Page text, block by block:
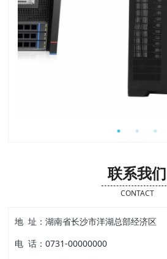
联系我们
CONTACT
地 址：湖南省长沙市洋湖总部经济区
电 话：0731-00000000